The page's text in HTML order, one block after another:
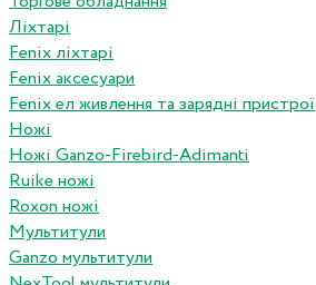
Ліхтарі
Fenix ліхтарі
Fenix аксесуари
Fenix ел живлення та зарядні пристрої
Ножі
Ножі Ganzo-Firebird-Adimanti
Ruike ножі
Roxon ножi
Мультитули
Ganzo мультитули